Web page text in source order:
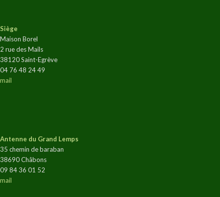
Siège
Maison Borel
2 rue des Mails
38120 Saint-Egrève
04 76 48 24 49
mail
Antenne du Grand Lemps
35 chemin de baraban
38690 Châbons
09 84 36 01 52
mail